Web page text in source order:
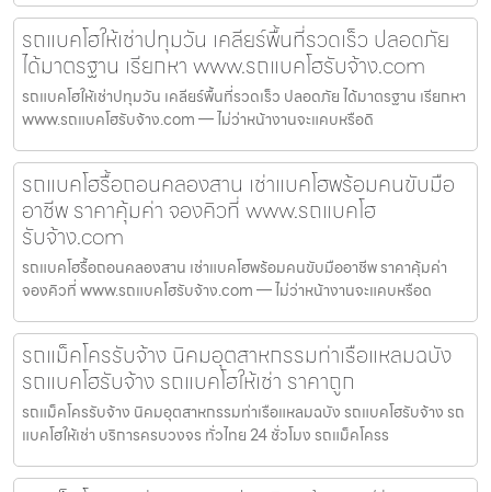
รถแบคโฮให้เช่าปทุมวัน เคลียร์พื้นที่รวดเร็ว ปลอดภัย
ได้มาตรฐาน เรียกหา www.รถแบคโฮรับจ้าง.com
รถแบคโฮให้เช่าปทุมวัน เคลียร์พื้นที่รวดเร็ว ปลอดภัย ได้มาตรฐาน เรียกหา
www.รถแบคโฮรับจ้าง.com — ไม่ว่าหน้างานจะแคบหรือดิ
รถแบคโฮรื้อถอนคลองสาน เช่าแบคโฮพร้อมคนขับมือ
อาชีพ ราคาคุ้มค่า จองคิวที่ www.รถแบคโฮ
รับจ้าง.com
รถแบคโฮรื้อถอนคลองสาน เช่าแบคโฮพร้อมคนขับมืออาชีพ ราคาคุ้มค่า
จองคิวที่ www.รถแบคโฮรับจ้าง.com — ไม่ว่าหน้างานจะแคบหรือด
รถแม็คโครรับจ้าง นิคมอุตสาหกรรมท่าเรือแหลมฉบัง
รถแบคโฮรับจ้าง รถแบคโฮให้เช่า ราคาถูก
รถแม็คโครรับจ้าง นิคมอุตสาหกรรมท่าเรือแหลมฉบัง รถแบคโฮรับจ้าง รถ
แบคโฮให้เช่า บริการครบวงจร ทั่วไทย 24 ชั่วโมง รถแม็คโครร